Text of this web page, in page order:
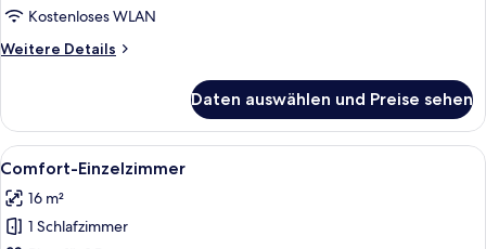
Kostenloses WLAN
Weitere Details
Weitere
Doppelzimmer
Daten auswählen und Preise sehen
Alle
Fotos
für
Comfort-
Ein Hotelzimmer mit zwei Betten,
6
Comfort-Einzelzimmer
16 m²
1 Schlafzimmer